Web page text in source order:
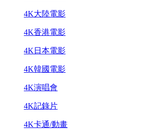
4K大陸電影
4K香港電影
4K日本電影
4K韓國電影
4K演唱會
4K記錄片
4K卡通/動畫